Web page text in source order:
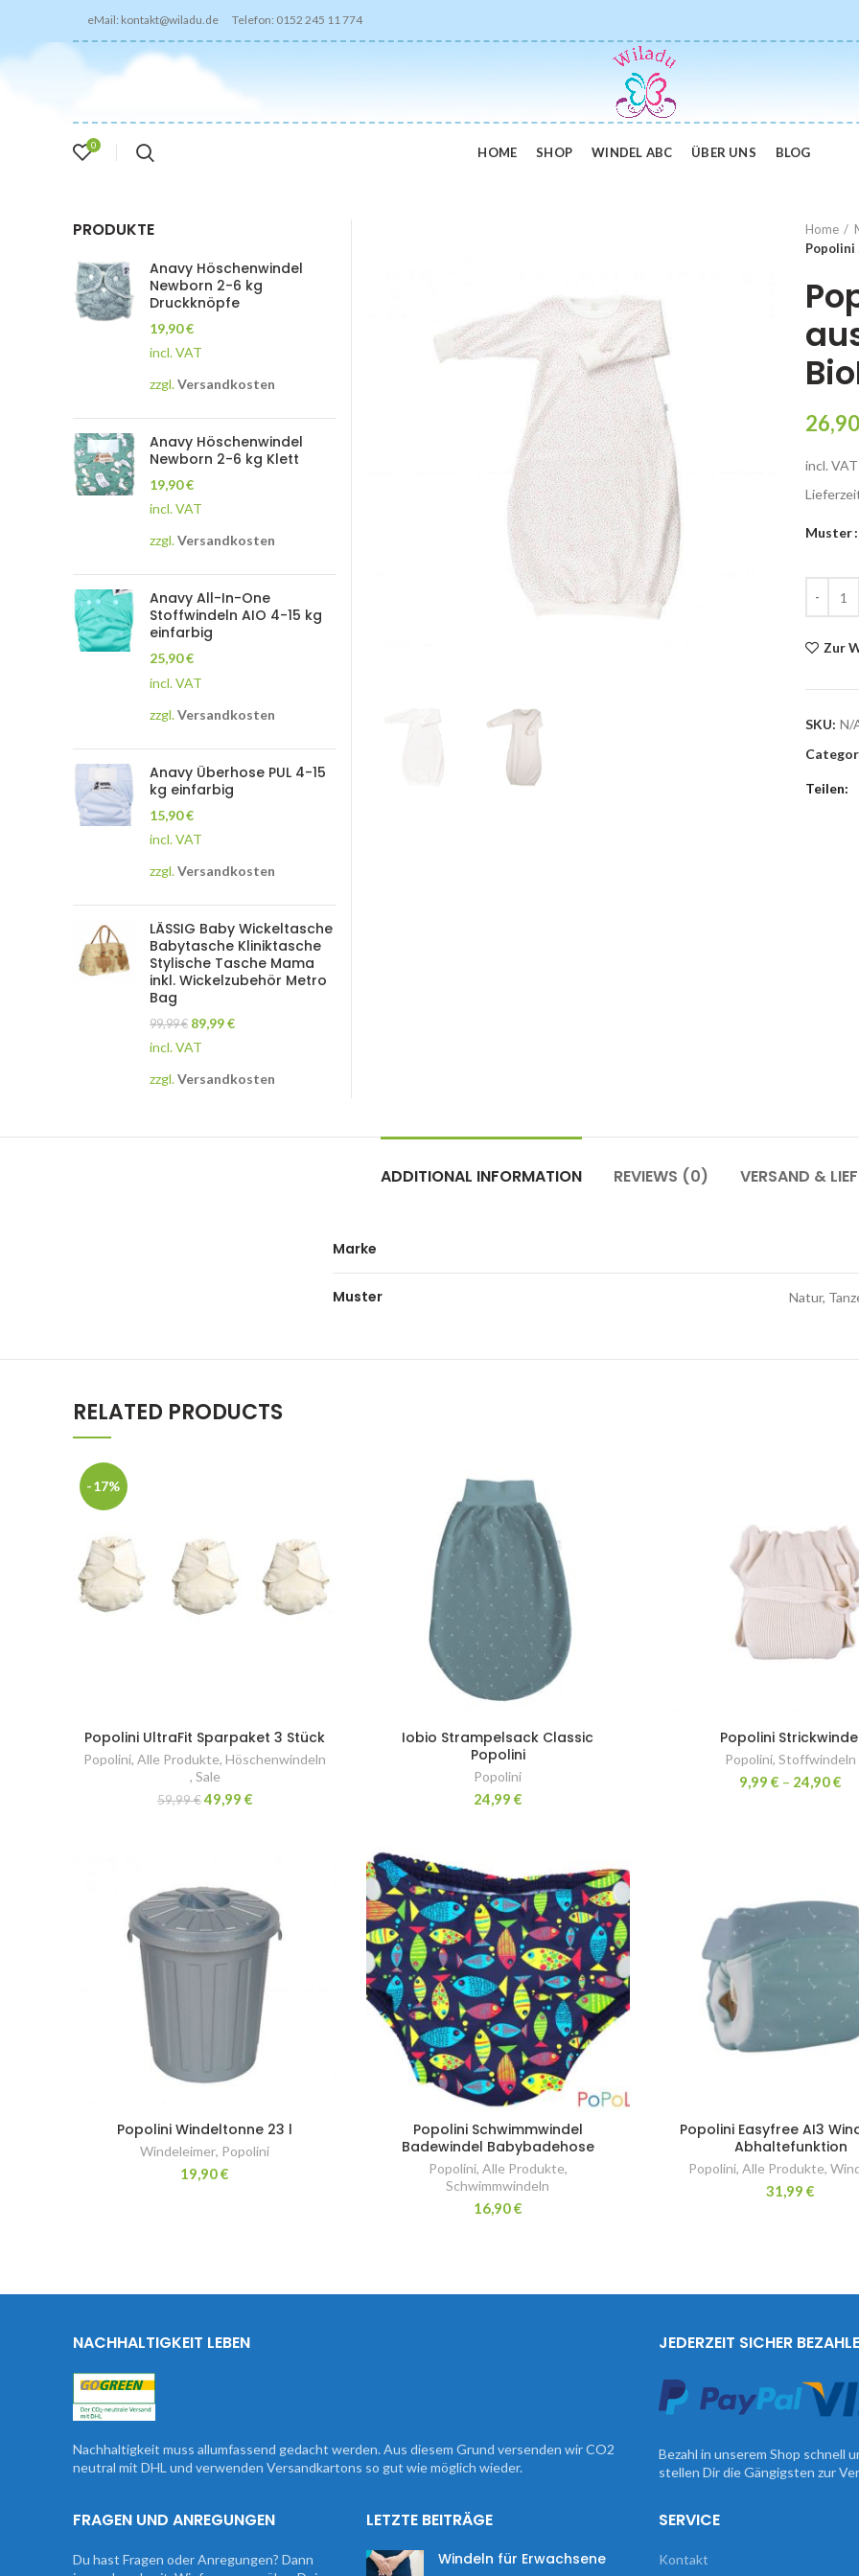
eMail: kontakt@wiladu.de Telefon: 0152 245 11 774
0 HOME SHOP WINDEL ABC ÜBER UNS BLOG
Home
Popolini
26,90
incl. VAT
Muster
Zur
SKU: N/
Teilen
PRODUKTE
Anavy Höschenwindel
Newborn 2-6 kg
Druckknöpfe
19,90€
incl. VAT
zzgl.Versandkosten
Anavy Höschenwindel
Newborn 2-6 kg Klett
19,90€
incl. VAT
zzgl.Versandkosten
Anavy All-In-One
Stoffwindeln AIO 4-15 kg
einfarbig
25,90€
incl. VAT
zzgl.Versandkosten
Anavy Überhose PUL 4-15
kg einfarbig
15,90€
incl. VAT
zzgl.Versandkosten
LÄSSIG Baby Wickeltasche
Babytasche Kliniktasche
Stylische Tasche Mama
inkl. Wickelzubehör Metro
Bag
99,99€ 89,99€
incl. VAT
zzgl.Versandkosten
ADDITIONAL INFORMATION REVIEWS (0) VERSAND &
Marke
Muster Natur,
RELATED PRODUCTS
-17%
Popolini UltraFit Sparpaket 3 Stück
Popolini,Alle Produkte, Höschenwindeln
, Sale
59,99€49,99 €
Iobio Strampelsack Classic
Popolini
Popolini
24,99 €
Popolini
Popolini,Stoffwindeln
9,99€ – 24,90€
Popolini Windeltonne 23 l
Windeleimer, Popolini
19,90€
Popolini Schwimmwindel
Badewindel Babybadehose
Popolini, Alle Produkte,
Schwimmwindeln
16,90€
Popolini Easyfree AI3
Abhaltefunktion
Popolini,Alle Produkte,
31,99€
NACHHALTIGKEIT LEBEN
Nachhaltigkeit muss allumfassend gedacht werden. Aus diesem Grund versenden wir CO2
neutral mit DHL und verwenden Versandkartons so gut wie möglich wieder.
JEDERZEIT SICHER
Bezahl in unserem Shop schnell
stellen Dir die Gängigsten zur
FRAGEN UND ANREGUNGEN
Du hast Fragen oder Anregungen? Dann
LETZTE BEITRÄGE
Windeln für Erwachsene
SERVICE
Kontakt